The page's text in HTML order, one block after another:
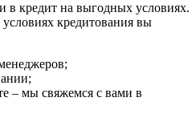
в кредит на выгодных условиях.
кредитования вы
– мы свяжемся с вами в